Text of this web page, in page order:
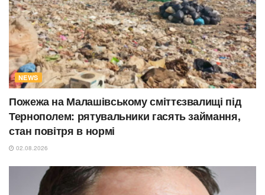
NEWS
Пожежа на Малашівському сміттєзвалищі під
Тернополем: рятувальники гасять займання,
стан повітря в нормі
02.08.2026